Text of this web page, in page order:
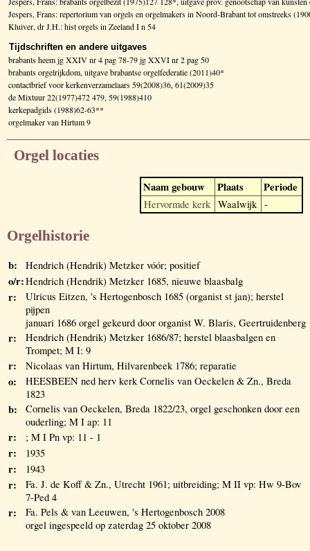
Jespers, Frans: repertorium van orgels en orgelmakers in Noord-Brabant tot omstreeks
Kluiver, dr J.H.: hist orgels in Zeeland I n 54
Tijdschriften en andere uitgaves
brabants heem jg XXIV nr 4 pag 78-79 jg XXVI nr 2 pag 50
brabants orgelrijkdom, uitgave brabantse orgelfederatie (2011)40*
contactbrief voor kerkenverzamelaars 59(2008)36, 61(2009)35
de Mixtuur 22(1977)472 479, 59(1988)410
kerkepadgids (1988)62-63**
orgelmaker van Hirtum 9
Orgel locaties
Naam gebouw Plaats Periode
Hervormde kerk Waalwijk -
Orgelhistorie
b: Hendrich (Hendrik) Metzker vóór; positief
o/r:Hendrich (Hendrik) Metzker 1685, nieuwe blaasbalg
r:
Ulricus Eitzen, 's Hertogenbosch 1685 (organist st jan); herstel
pijpen
januari 1686 orgel gekeurd door organist W. Blaris, Geertruidenberg
r:
Hendrich (Hendrik) Metzker 1686/87; herstel blaasbalgen en
Trompet; M I: 9
r: Nicolaas van Hirtum, Hilvarenbeek 1786; reparatie
o:
HEESBEEN ned herv kerk Cornelis van Oeckelen & Zn., Breda
1823
b:
Cornelis van Oeckelen, Breda 1822/23, orgel geschonken door een
ouderling; M I ap: 11
r: ; M I Pn vp: 11 - 1
r: 1935
r: 1943
r:
Fa. J. de Koff & Zn., Utrecht 1961; uitbreiding; M II vp: Hw 9-Bov
7-Ped 4
r:
Fa. Pels & van Leeuwen, 's Hertogenbosch 2008
orgel ingespeeld op zaterdag 25 oktober 2008